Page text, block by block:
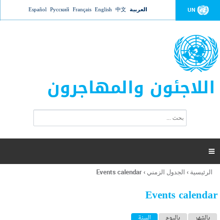
Jump to navigation UN العربية 中文
English
Français
Русский
Español
اللاجئون والمهاجرون
ت
ر
ل
ح
ب

أنت
هنا
الرئيسية › الجدول الزمني ›
Events calendar
Events calendar